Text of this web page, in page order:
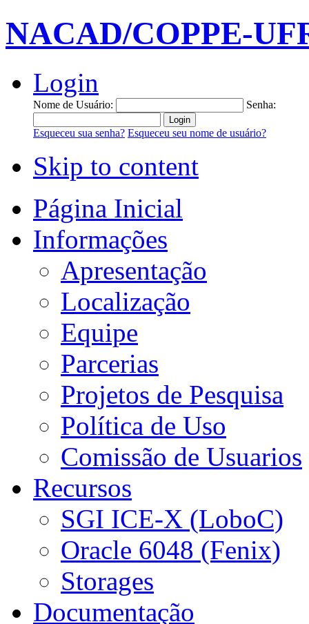
NACAD/COPPE-
Login
Nome de Usuário: Senha:
Esqueceu sua senha? Esqueceu seu nome de usuário?
Skip to content
Página Inicial
Informações
Apresentação
Localização
Equipe
Parcerias
Projetos de Pesquisa
Política de Uso
Comissão de Usuarios
Recursos
SGI ICE-X (LoboC)
Oracle 6048 (Fenix)
Storages
Documentação